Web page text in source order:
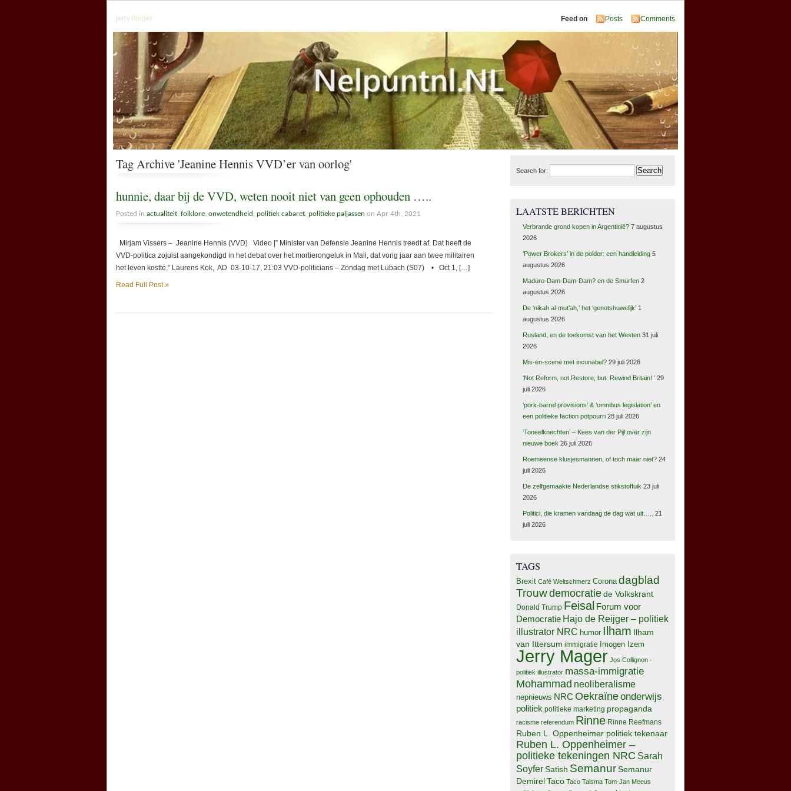
jerry mager Feed on Posts Comments
Tag Archive 'Jeanine Hennis VVD’er van oorlog'
hunnie, daar bij de VVD, weten nooit niet van geen ophouden …..
Posted in actualiteit folklore onwetendheid politiek cabaret politieke paljassen on Apr 4th, 2021
Mirjam Vissers – Jeanine Hennis (VVD) Video |” Minister van Defensie Jeanine Hennis treedt af. Dat heeft de
VVD-politica zojuist aangekondigd in het debat over het mortierongeluk in Mali, dat vorig jaar aan twee militairen
het leven kostte.” Laurens Kok, AD 03-10-17, 21:03 VVD-politicians – Zondag met Lubach (S07) • Oct 1, […]
Read Full Post »
Search for:
LAATSTE BERICHTEN
Verbrande grond kopen in Argentinië? 7 augustus
2026
‘Power Brokers’ in de polder: een handleiding 5
augustus 2026
Maduro-Dam-Dam-Dam? en de Smurfen 2
augustus 2026
De ‘nikah al-mut’ah,’ het ‘genotshuwelijk’ 1
augustus 2026
Rusland, en de toekomst van het Westen 31 juli
2026
Mis-en-scene met incunabel? 29 juli 2026
‘Not Reform, not Restore, but: Rewind Britain! ‘ 29
juli 2026
‘pork-barrel provisions’ & ‘omnibus legislation’ en
een politieke faction potpourri 28 juli 2026
‘Toneelknechten’ – Kees van der Pijl over zijn
nieuwe boek 26 juli 2026
Roemeense klusjesmannen, of toch maar niet? 24
juli 2026
De zelfgemaakte Nederlandse stikstoffuik 23 juli
2026
Politici, die kramen vandaag de dag wat uit…..
21
juli 2026
TAGS
Brexit Café Weltschmerz Corona dagblad
Trouwdemocratiede Volkskrant
Donald Trump Feisal Forum voor
Democratie Hajo de Reijger – politiek
illustrator NRC humor Ilham Ilham
van Ittersum immigratie Imogen Izem
Jerry Mager Jos Collignon -
politiek illustrator massa-immigratie
Mohammad neoliberalisme
nepnieuws NRC Oekraïneonderwijs
politiek politieke marketing propaganda
racisme referendum Rinne Rinne Reefmans
Ruben L. Oppenheimer politiek tekenaar
Ruben L. Oppenheimer –
politieke tekeningen NRC Sarah
Soyfer Satish SemanurSemanur
DemirelTaco Taco Talsma Tom-Jan Meeus